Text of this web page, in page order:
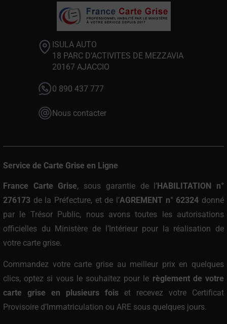
ISULA AUTO
18 PARC D’ACTIVITES DE MEZZAVIA
20167 AJACCIO
0 890 437 777
Nous contacter
Service de Carte Grise en Ligne
France Carte Grise, sous garantie de l’HABILITATION n°
276173 de la Préfecture, et de l’AGREMENT n° 62324 donné
par le Trésor Public, nous avons toutes les autorisations
officielles du Ministère de l’Intérieur pour la réalisation de
votre carte grise.
Commandez votre carte grise au meilleur prix en quelques
clics, optez si vous le souhaitez pour le règlement de votre
carte grise en plusieurs fois et recevez votre Certificat
Provisoire d’Immatriculation ou ARE sous quelques jours.